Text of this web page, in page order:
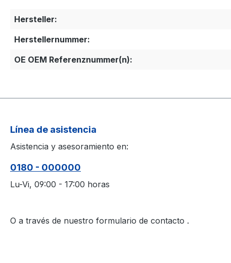
Hersteller:
Herstellernummer:
OE OEM Referenznummer(n):
Línea de asistencia
Asistencia y asesoramiento en:
0180 - 000000
Lu-Vi, 09:00 - 17:00 horas
O a través de nuestro formulario de contacto .